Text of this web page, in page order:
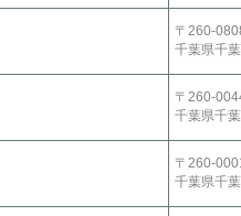
〒260-
千葉県千
〒260-
千葉県千
〒260-
千葉県千